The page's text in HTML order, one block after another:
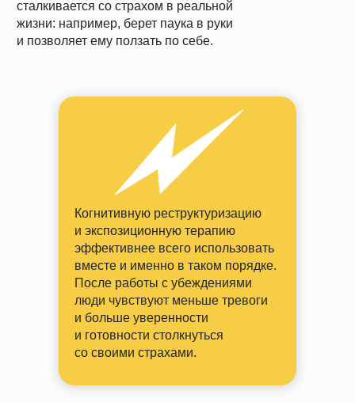
сталкивается со страхом в реальной
жизни: например, берет паука в руки
и позволяет ему ползать по себе.
Когнитивную реструктуризацию
и экспозиционную терапию
эффективнее всего использовать
вместе и именно в таком порядке.
После работы с убеждениями
люди чувствуют меньше тревоги
и больше уверенности
и готовности столкнуться
со своими страхами.